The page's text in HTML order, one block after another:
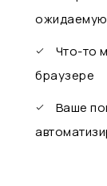
ожидаемую
Что-то
браузере
Ваше